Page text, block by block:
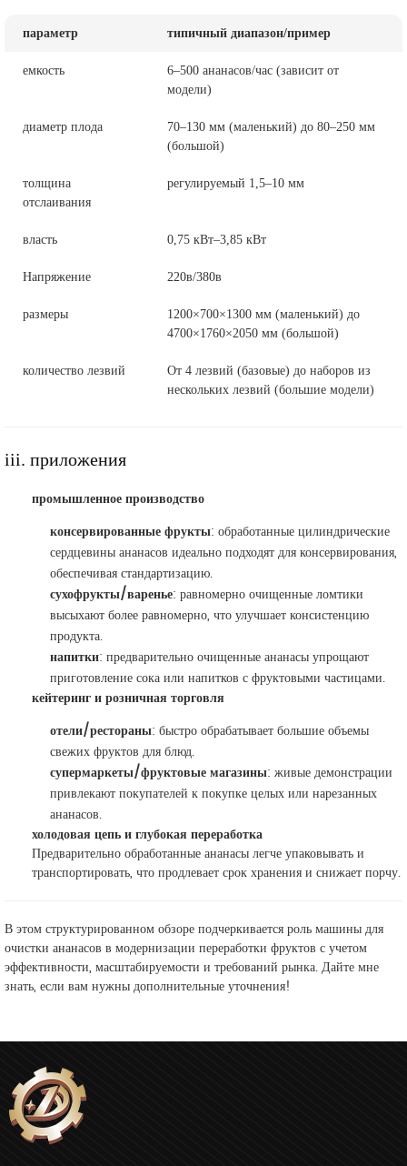
параметр типичный диапазон/пример
емкость
6–500 ананасов/час (зависит от
модели)
диаметр плода
70–130 мм (маленький) до 80–250 мм
(большой)
толщина
отслаивания
регулируемый 1,5–10 мм
власть 0,75 кВт–3,85 кВт
Напряжение 220в/380в
размеры
1200×700×1300 мм (маленький) до
4700×1760×2050 мм (большой)
количество лезвий
От 4 лезвий (базовые) до наборов из
нескольких лезвий (большие модели)
iii. приложения
промышленное производство
консервированные фрукты: обработанные цилиндрические
сердцевины ананасов идеально подходят для консервирования,
обеспечивая стандартизацию.
сухофрукты/варенье: равномерно очищенные ломтики
высыхают более равномерно, что улучшает консистенцию
продукта.
напитки: предварительно очищенные ананасы упрощают
приготовление сока или напитков с фруктовыми частицами.
кейтеринг и розничная торговля
отели/рестораны: быстро обрабатывает большие объемы
свежих фруктов для блюд.
супермаркеты/фруктовые магазины: живые демонстрации
привлекают покупателей к покупке целых или нарезанных
ананасов.
холодовая цепь и глубокая переработка
Предварительно обработанные ананасы легче упаковывать и
транспортировать, что продлевает срок хранения и снижает порчу.
В этом структурированном обзоре подчеркивается роль машины для
очистки ананасов в модернизации переработки фруктов с учетом
эффективности, масштабируемости и требований рынка. Дайте мне
знать, если вам нужны дополнительные уточнения!